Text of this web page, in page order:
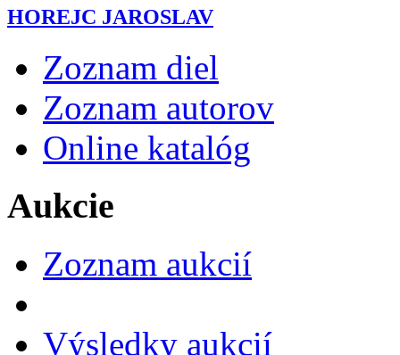
HOREJC JAROSLAV
Zoznam diel
Zoznam autorov
Online katalóg
Aukcie
Zoznam aukcií
Výsledky aukcií